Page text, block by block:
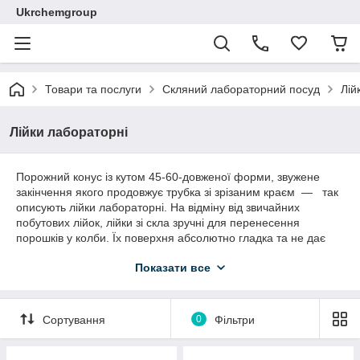
Ukrchemgroup
Товари та послуги Скляний лабораторний посуд
Лійки лабораторні
Порожний конус із кутом 45-60-довженої форми, звужене
закінчення якого продовжує трубка зі зрізаним краєм — так
описують лійки лабораторні. На відміну від звичайних
побутових лійок, лійки зі скла зручні для перенесення
порошків у колби. Їх поверхня абсолютно гладка та не дає
Україні скляні лійки для лабораторій можна в нашому
Переваги скляних лабораторних лійок
Застосування різноманітних зразків скляних лійок залежить
від призначення. Наприклад, мірні потрібні під час дозування.
Показати все
Сортування 0 Фільтри